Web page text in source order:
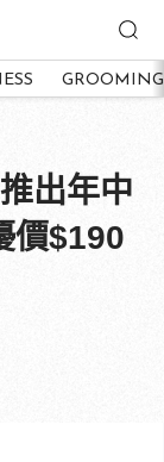
GROOMING
出年中
價$190